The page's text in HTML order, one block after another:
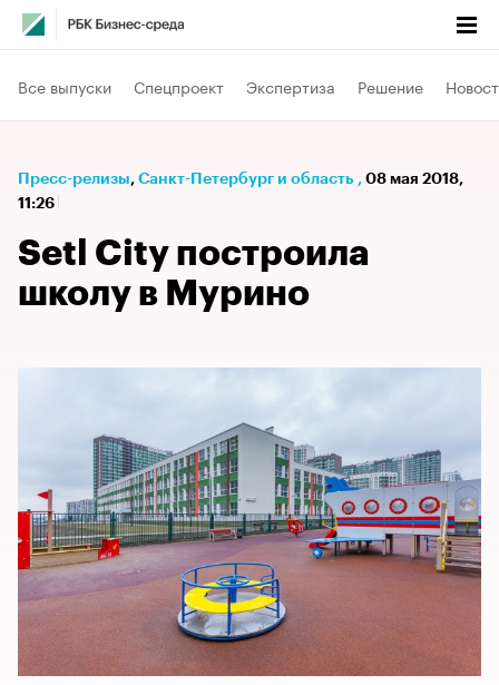
Все выпуски Спецпроект Экспертиза Решение
Пресс-релизы⁠, Санкт-Петербург и область , 08 мая 2018,
11:26
Setl City построила
школу в Мурино